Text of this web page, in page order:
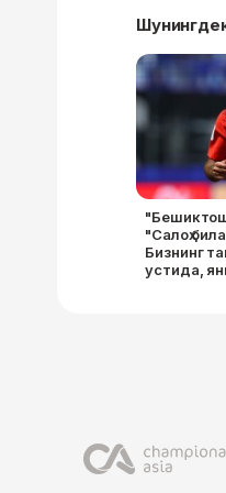
"Салоҳ
Бизнинг
устида,